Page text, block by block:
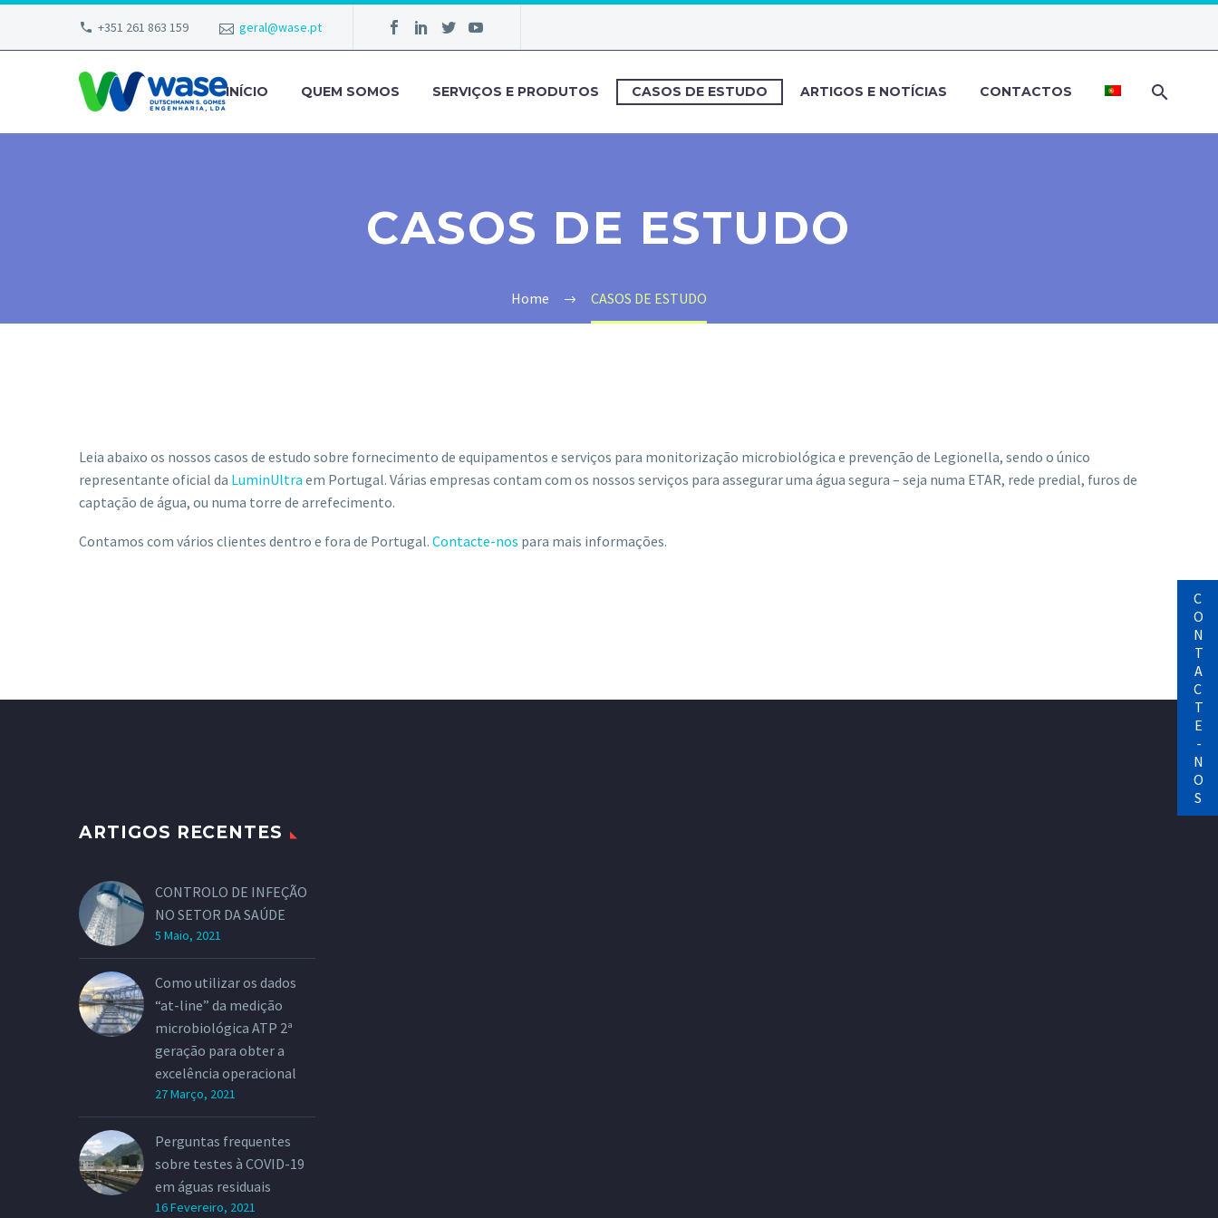
+351 261 863 159 geral@wase.pt
INÍCIO QUEM SOMOS SERVIÇOS E PRODUTOS CASOS DE ESTUDO ARTIGOS E NOTÍCIAS CONTACTOS
CASOS DE ESTUDO
Home CASOS DE ESTUDO
Leia abaixo os nossos casos de estudo sobre fornecimento de equipamentos e serviços para monitorização microbiológica e prevenção de Legionella, sendo o único
representante oficial da LuminUltra em Portugal. Várias empresas contam com os nossos serviços para assegurar uma água segura – seja numa ETAR, rede predial, furos de
captação de água, ou numa torre de arrefecimento.
Contamos com vários clientes dentro e fora de Portugal. Contacte-nos para mais informações.
ARTIGOS RECENTES
CONTROLO DE INFEÇÃO
NO SETOR DA SAÚDE
5 Maio, 2021
Como utilizar os dados
“at-line” da medição
microbiológica ATP 2ª
geração para obter a
excelência operacional
27 Março, 2021
Perguntas frequentes
sobre testes à COVID-19
em águas residuais
16 Fevereiro, 2021
CONTACTE-NOS